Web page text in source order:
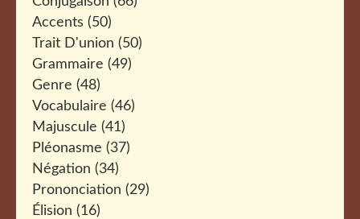
Accents (50)
Trait D'union (50)
Grammaire (49)
Genre (48)
Vocabulaire (46)
Majuscule (41)
Pléonasme (37)
Négation (34)
Prononciation (29)
Élision (16)